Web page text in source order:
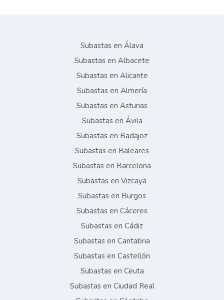
Subastas en Álava
Subastas en Albacete
Subastas en Alicante
Subastas en Almería
Subastas en Asturias
Subastas en Ávila
Subastas en Badajoz
Subastas en Baleares
Subastas en Barcelona
Subastas en Vizcaya
Subastas en Burgos
Subastas en Cáceres
Subastas en Cádiz
Subastas en Cantabria
Subastas en Castellón
Subastas en Ceuta
Subastas en Ciudad Real